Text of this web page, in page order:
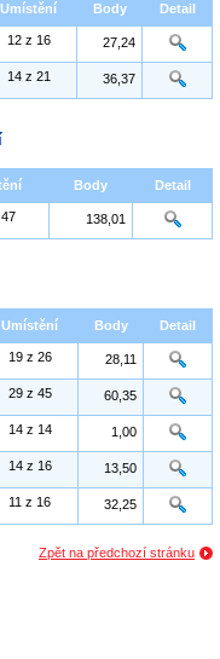
Umístění Body Detail
12 z 16 27,24
14 z 21 36,37
Body Detail
138,01
Umístění Body Detail
19 z 26 28,11
29 z 45 60,35
14 z 14 1,00
14 z 16 13,50
11 z 16 32,25
Zpět na předchozí stránku